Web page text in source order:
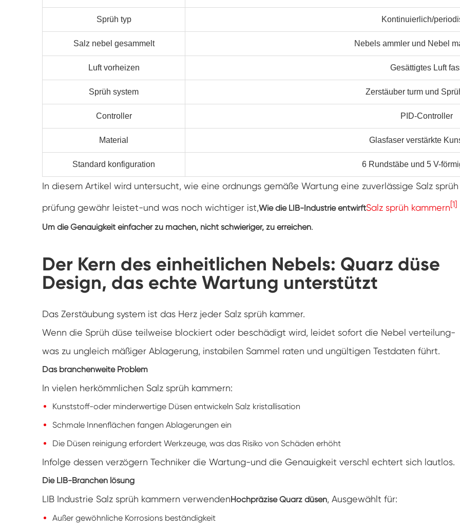
Haltbarkeit prüfungs kammer
Umweltkonditionierungseinheit
Temperatur-und Niederluftdruck-Prüf
Nass-Glühbirnen-Gaze für Temperatur-
Vielseitige Umwelt prüfungs kammer
Luft feuchtigkeit Umwelt Prüf kammer
PV-Umweltprüfkammer
Konstante Temperatur-und Feuchtigkeits-
Test-Kammer
kammer
Nass Wick für Feuchtigkeits-Test-Kammer
Temperatur
Temperatur Luft feuchtigkeit Labor
Sprüh typ Kontinuierlich/
Salz nebel gesammelt Nebels ammler und Nebel
Luft vorheizen Gesättigtes Luft
Sprüh system Zerstäuber turm und
Controller PID-Controller
Material Glasfaser verstärkte
Standard konfiguration 6 Rundstäbe und 5 V-
In diesem Artikel wird untersucht, wie eine ordnungs gemäße Wartung eine zuverlässige Salz sprüh
prüfung gewähr leistet-und was noch wichtiger ist,Wie die LIB-Industrie entwirftSalz sprüh kammern[1]
Um die Genauigkeit einfacher zu machen, nicht schwieriger, zu erreichen.
Der Kern des einheitlichen Nebels: Quarz düse
Design, das echte Wartung unterstützt
Das Zerstäubung system ist das Herz jeder Salz sprüh kammer.
Wenn die Sprüh düse teilweise blockiert oder beschädigt wird, leidet sofort die Nebel verteilung-
was zu ungleich mäßiger Ablagerung, instabilen Sammel raten und ungültigen Testdaten führt.
Das branchenweite Problem
In vielen herkömmlichen Salz sprüh kammern:
Kunststoff-oder minderwertige Düsen entwickeln Salz kristallisation
Schmale Innenflächen fangen Ablagerungen ein
Die Düsen reinigung erfordert Werkzeuge, was das Risiko von Schäden erhöht
Infolge dessen verzögern Techniker die Wartung-und die Genauigkeit verschl echtert sich lautlos.
Die LIB-Branchen lösung
LIB Industrie Salz sprüh kammern verwendenHochpräzise Quarz düsen, Ausgewählt für:
Außer gewöhnliche Korrosions beständigkeit